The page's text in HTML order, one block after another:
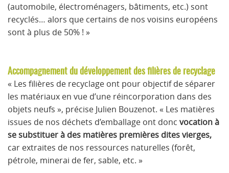
(automobile, électroménagers, bâtiments, etc.) sont
recyclés… alors que certains de nos voisins européens
sont à plus de 50% ! »
Accompagnement du développement des filières de recyclage
« Les filières de recyclage ont pour objectif de séparer
les matériaux en vue d’une réincorporation dans des
objets neufs », précise Julien Bouzenot. « Les matières
issues de nos déchets d’emballage ont donc vocation à
se substituer à des matières premières dites vierges,
car extraites de nos ressources naturelles (forêt,
pétrole, minerai de fer, sable, etc. »